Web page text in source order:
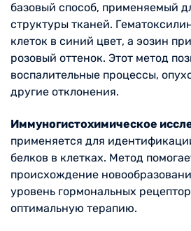
базовый способ, применяемый
структуры тканей.
клеток в синий цвет, а эозин
розовый оттенок. Этот метод
воспалительные процессы,
другие отклонения.
Иммуногистохимическое
применяется для
белков в клетках. Метод
происхождение
уровень гормональных
оптимальную терапию.